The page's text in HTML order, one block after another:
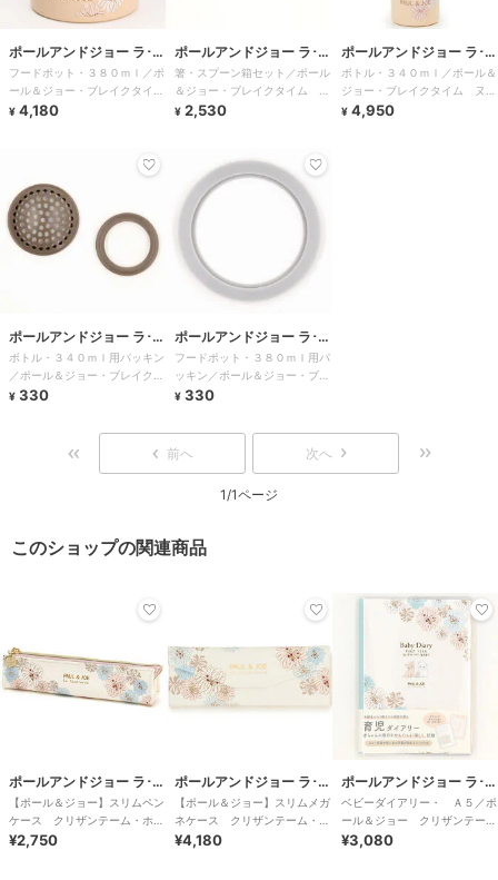
ポールアンドジョー ラ･パ
ペトリー
フードポット・３８０ｍｌ／ポ
ール＆ジョー・ブレイクタイ
ム ヌードピンク
¥ 4,180
ポールアンドジョー ラ･パ
ペトリー
箸・スプーン箱セット／ポール
＆ジョー・ブレイクタイム ヌ
ードピンク
¥ 2,530
ポールアンドジョー ラ･パ
ペトリー
ボトル・３４０ｍｌ／ポール＆
ジョー・ブレイクタイム ヌー
ドピンク
¥ 4,950
ポールアンドジョー ラ･パ
ペトリー
ボトル・３４０ｍｌ用パッキン
／ポール＆ジョー・ブレイクタ
イム
¥ 330
ポールアンドジョー ラ･パ
ペトリー
フードポット・３８０ｍｌ用パ
ッキン／ポール＆ジョー・ブレ
イクタイム
¥ 330
前へ 次へ
1/1ページ
このショップの関連商品
ポールアンドジョー ラ･パペトリー
【ポール＆ジョー】スリムペン
ケース クリザンテーム・ホワ
イト
¥2,750
ポールアンドジョー ラ･パペトリー
【ポール＆ジョー】スリムメガ
ネケース クリザンテーム・ホ
ワイト
¥4,180
ポールアンドジョー ラ･パペトリー
ベビーダイアリー・ Ａ５／ポ
ール＆ジョー クリザンテー
ム・ホワイト
¥3,080